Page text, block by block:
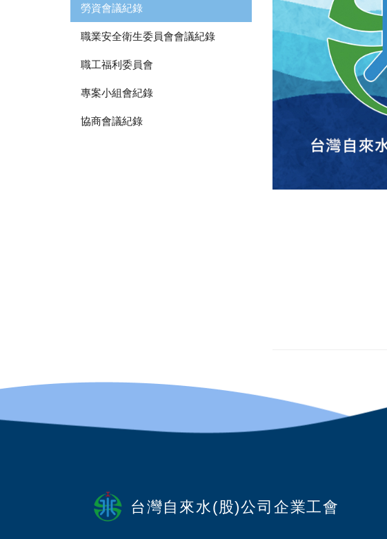
勞資會議紀錄
職業安全衛生委員會會議紀錄
職工福利委員會
專案小組會紀錄
協商會議紀錄
台灣自來水(股)公司企業工會